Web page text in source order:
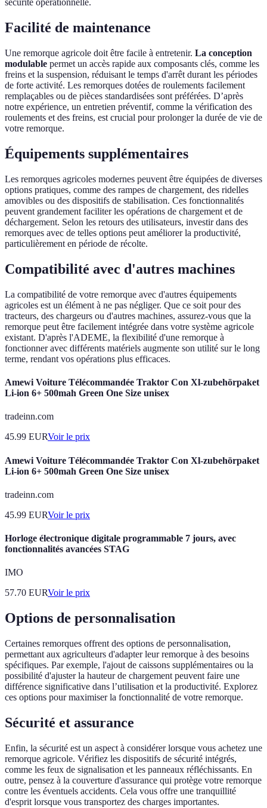
sécurité opérationnelle.
Facilité de maintenance
Une remorque agricole doit être facile à entretenir. La conception
modulable permet un accès rapide aux composants clés, comme les
freins et la suspension, réduisant le temps d'arrêt durant les périodes
de forte activité. Les remorques dotées de roulements facilement
remplaçables ou de pièces standardisées sont préférées. D’après
notre expérience, un entretien préventif, comme la vérification des
roulements et des freins, est crucial pour prolonger la durée de vie de
votre remorque.
Équipements supplémentaires
Les remorques agricoles modernes peuvent être équipées de diverses
options pratiques, comme des rampes de chargement, des ridelles
amovibles ou des dispositifs de stabilisation. Ces fonctionnalités
peuvent grandement faciliter les opérations de chargement et de
déchargement. Selon les retours des utilisateurs, investir dans des
remorques avec de telles options peut améliorer la productivité,
particulièrement en période de récolte.
Compatibilité avec d'autres machines
La compatibilité de votre remorque avec d'autres équipements
agricoles est un élément à ne pas négliger. Que ce soit pour des
tracteurs, des chargeurs ou d'autres machines, assurez-vous que la
remorque peut être facilement intégrée dans votre système agricole
existant. D'après l'ADEME, la flexibilité d'une remorque à
fonctionner avec différents matériels augmente son utilité sur le long
terme, rendant vos opérations plus efficaces.
Amewi Voiture Télécommandée Traktor Con Xl-zubehörpaket
Li-ion 6+ 500mah Green One Size unisex
tradeinn.com
45.99 EURVoir le prix
Amewi Voiture Télécommandée Traktor Con Xl-zubehörpaket
Li-ion 6+ 500mah Green One Size unisex
tradeinn.com
45.99 EURVoir le prix
Horloge électronique digitale programmable 7 jours, avec
fonctionnalités avancées STAG
IMO
57.70 EURVoir le prix
Options de personnalisation
Certaines remorques offrent des options de personnalisation,
permettant aux agriculteurs d'adapter leur remorque à des besoins
spécifiques. Par exemple, l'ajout de caissons supplémentaires ou la
possibilité d'ajuster la hauteur de chargement peuvent faire une
différence significative dans l’utilisation et la productivité. Explorez
ces options pour maximiser la fonctionnalité de votre remorque.
Sécurité et assurance
Enfin, la sécurité est un aspect à considérer lorsque vous achetez une
remorque agricole. Vérifiez les dispositifs de sécurité intégrés,
comme les feux de signalisation et les panneaux réfléchissants. En
outre, pensez à la couverture d'assurance qui protège votre remorque
contre les éventuels accidents. Cela vous offre une tranquillité
d'esprit lorsque vous transportez des charges importantes.